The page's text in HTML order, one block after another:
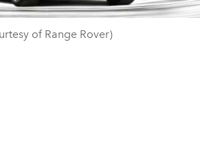
of Range Rover)